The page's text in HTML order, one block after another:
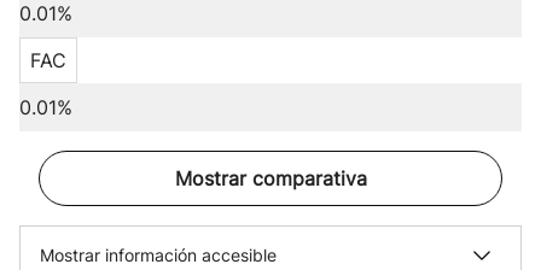
0.01%
FAC
0.01%
Mostrar comparativa
Mostrar información accesible